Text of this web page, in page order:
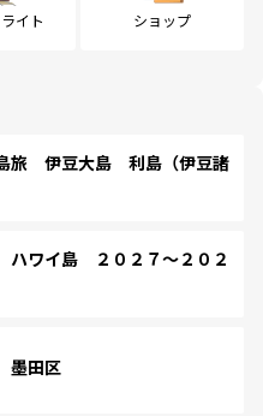
イト ショップ
旅 伊豆大島 利島（伊豆諸
ワイ島 ２０２７～２０２
墨田区